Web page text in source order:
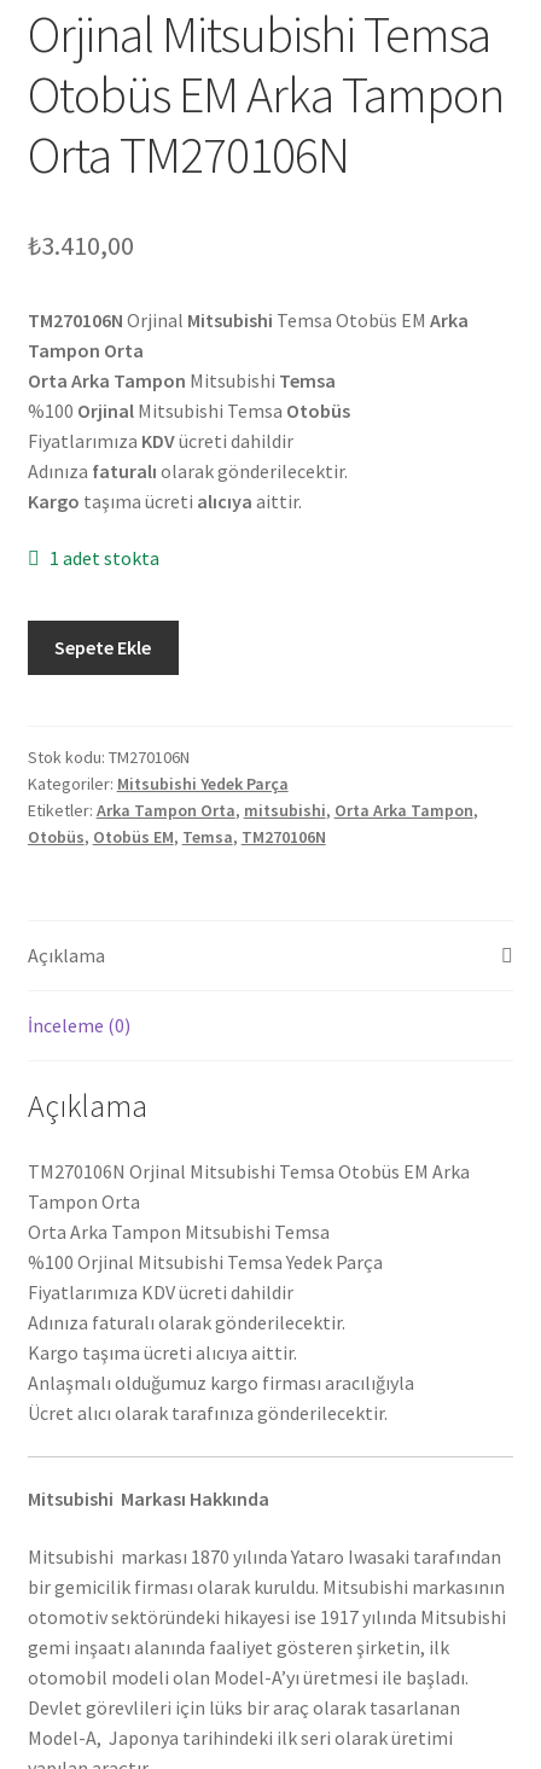
Orjinal Mitsubishi Temsa
Otobüs EM Arka Tampon
Orta TM270106N
₺3.410,00
TM270106N Orjinal Mitsubishi Temsa Otobüs EM Arka
Tampon Orta
Orta Arka Tampon Mitsubishi Temsa
%100 OrjinalMitsubishi Temsa Otobüs
Fiyatlarımıza KDVücreti dahildir
Adınıza faturalı olarak gönderilecektir.
Kargo taşıma ücreti alıcıya aittir.
1 adet stokta
Mitsubishi
EM
Arka
Tampon
Orta
Sepete Ekle
Stok kodu: TM270106N
Kategoriler: Mitsubishi Yedek Parça
Etiketler: Arka Tampon Orta, mitsubishi, Orta Arka Tampon,
Otobüs, Otobüs EM, Temsa, TM270106N
Açıklama
İnceleme (0)
Açıklama
TM270106N Orjinal Mitsubishi Temsa Otobüs EM Arka
Tampon Orta
Orta Arka Tampon Mitsubishi Temsa
%100 Orjinal Mitsubishi Temsa Yedek Parça
Fiyatlarımıza KDV ücreti dahildir
Adınıza faturalı olarak gönderilecektir.
Kargo taşıma ücreti alıcıya aittir.
Anlaşmalı olduğumuz kargo firması aracılığıyla
Ücret alıcı olarak tarafınıza gönderilecektir.
Mitsubishi Markası Hakkında
Mitsubishi markası 1870 yılında Yataro Iwasaki tarafından
bir gemicilik firması olarak kuruldu. Mitsubishi markasının
otomotiv sektöründeki hikayesi ise 1917 yılında Mitsubishi
gemi inşaatı alanında faaliyet gösteren şirketin, ilk
otomobil modeli olan Model-A’yı üretmesi ile başladı.
Devlet görevlileri için lüks bir araç olarak tasarlanan
Model-A, Japonya tarihindeki ilk seri olarak üretimi